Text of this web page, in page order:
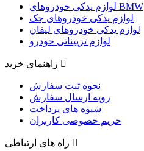
لوازم یدکی خودروهای BMW
لوازم یدکی خودروهای جک
لوازم یدکی خودروهای لیفان
لوازم تزییناتی خودرو
راهنمای خرید
نحوه ثبت سفارش
رویه ارسال سفارش
شیوه های پرداخت
حریم خصوصی کاربران
راه های ارتباطی